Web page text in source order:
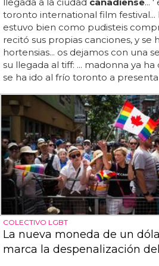
toronto international film festival...
estuvo bien como pudisteis
recitó sus propias canciones, y se
hortensias... os dejamos con una
su llegada al tiff: ... madonna ya
se ha ido al frío toronto a
COLECTIVO LGBT
La nueva moneda de un
marca la despenalización